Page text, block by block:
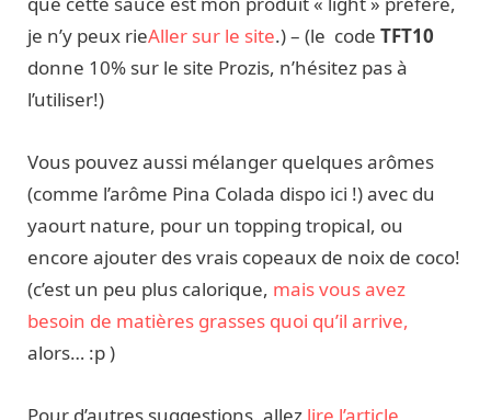
je n’y peux rieAller sur le site.) – (le code TFT10
donne 10% sur le site Prozis, n’hésitez pas à
l’utiliser!)
Vous pouvez aussi mélanger quelques arômes
(comme l’arôme Pina Colada dispo ici !) avec du
yaourt nature, pour un topping tropical, ou
encore ajouter des vrais copeaux de noix de coco!
(c’est un peu plus calorique, mais vous avez
besoin de matières grasses quoi qu’il arrive,
alors… :p )